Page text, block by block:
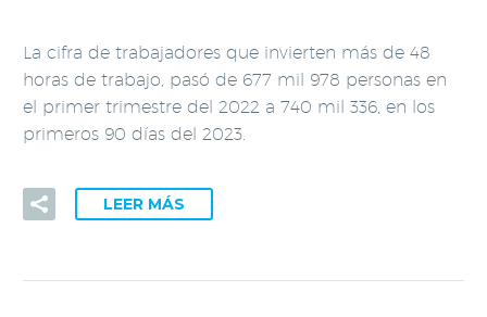
La cifra de trabajadores que invierten más de 48
horas de trabajo, pasó de 677 mil 978 personas en
el primer trimestre del 2022 a 740 mil 336, en los
primeros 90 días del 2023.
LEER MÁS